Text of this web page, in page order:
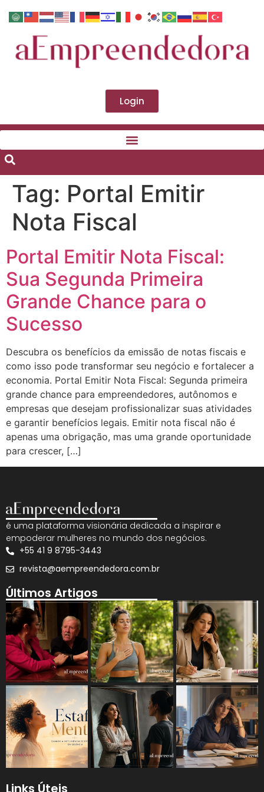
Login
Tag: Portal Emitir
Nota Fiscal
Portal Emitir Nota Fiscal:
Sua Segunda Primeira
Grande Chance para o
Sucesso
Descubra os benefícios da emissão de notas fiscais e
como isso pode transformar seu negócio e fortalecer a
economia. Portal Emitir Nota Fiscal: Segunda primeira
grande chance para empreendedores, autônomos e
empresas que desejam profissionalizar suas atividades
e garantir benefícios legais. Emitir nota fiscal não é
apenas uma obrigação, mas uma grande oportunidade
para crescer, […]
é uma plataforma visionária dedicada a inspirar e
empoderar mulheres no mundo dos negócios.
+55 41 9 8795-3443
revista@aempreendedora.com.br
Últimos Artigos
Links Úteis